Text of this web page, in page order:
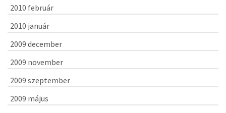
2010 február
2010 január
2009 december
2009 november
2009 szeptember
2009 május